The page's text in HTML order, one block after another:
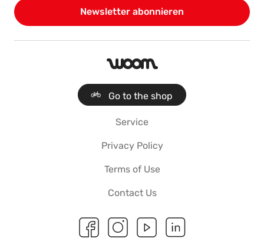
woom
Go to the shop
Service
Privacy Policy
Terms of Use
Contact Us